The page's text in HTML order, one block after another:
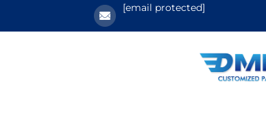
[email protected]